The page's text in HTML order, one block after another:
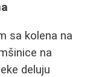
sa kolena na
na
deluju